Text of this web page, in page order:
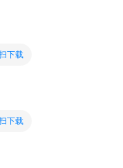
下载
下载